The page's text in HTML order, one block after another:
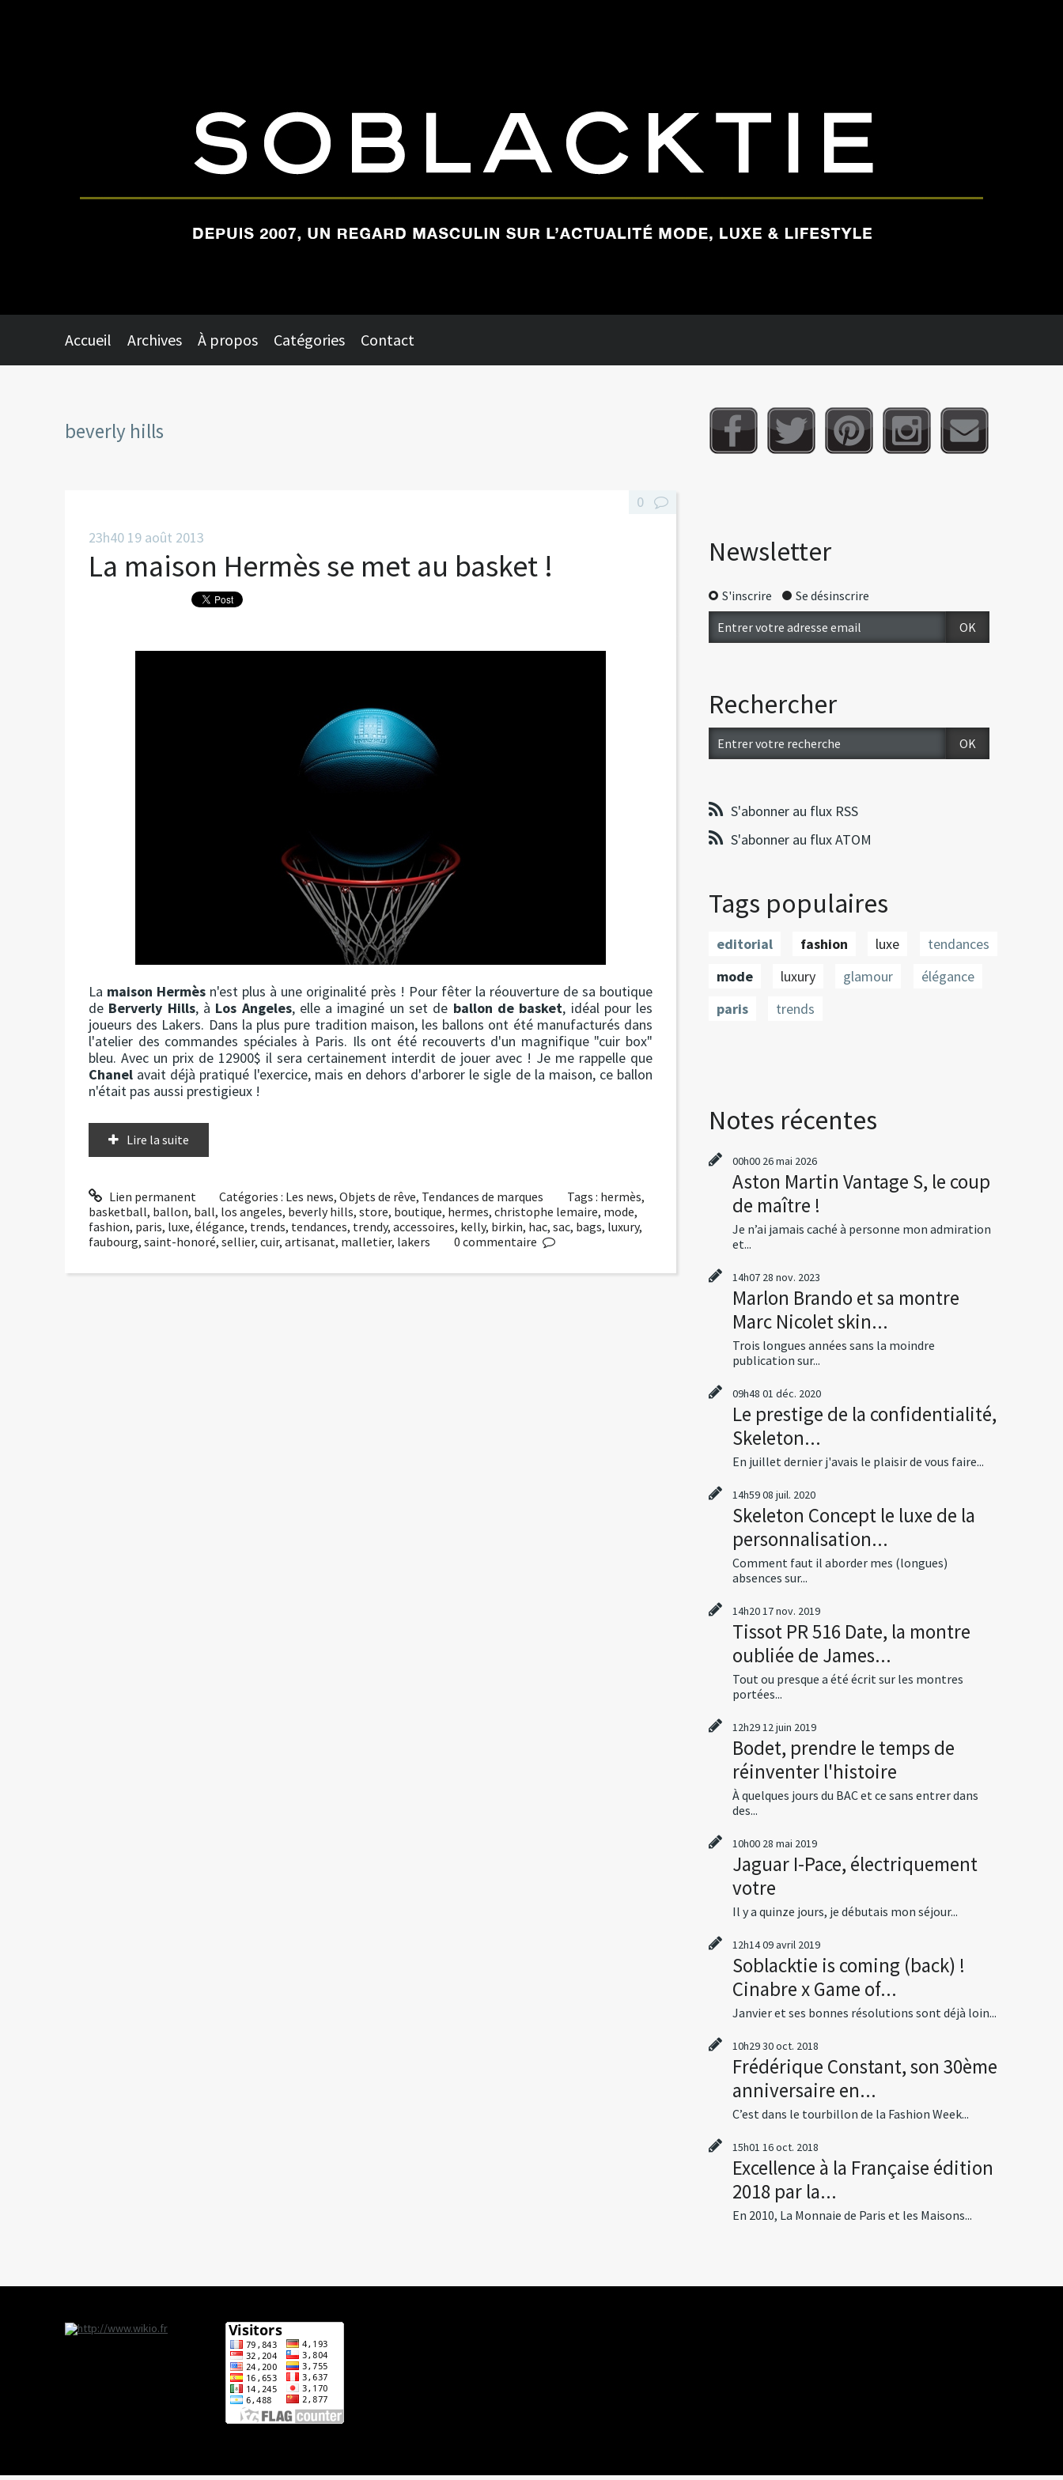
Accueil Archives À propos Catégories Contact
beverly hills
23h40 19 août 2013
La maison Hermès se met au basket !
La maison Hermès n'est plus à une originalité près ! Pour fêter la réouverture de sa boutique
de Berverly Hills, à Los Angeles, elle a imaginé un set de ballon de basket, idéal pour les
joueurs des Lakers. Dans la plus pure tradition maison, les ballons ont été manufacturés dans
l'atelier des commandes spéciales à Paris. Ils ont été recouverts d'un magnifique "cuir box"
bleu. Avec un prix de 12900$ il sera certainement interdit de jouer avec ! Je me rappelle que
Chanel avait déjà pratiqué l'exercice, mais en dehors d'arborer le sigle de la maison, ce ballon
n'était pas aussi prestigieux !
Lire la suite
Lien permanent Catégories : Les news,Objets de rêve, Tendances de marques Tags : hermès,
basketball, ballon, ball, los angeles, beverly hills, store, boutique, hermes, christophe lemaire, mode,
fashion, paris, luxe, élégance, trends, tendances, trendy, accessoires, kelly, birkin, hac, sac, bags, luxury,
faubourg, saint-honoré, sellier, cuir, artisanat, malletier, lakers
0
0 commentaire
Newsletter
S'inscrire Se désinscrire
Rechercher
S'abonner au flux RSS
S'abonner au flux ATOM
Tags populaires
editorial fashion luxe
tendances
mode
luxury glamour
élégance
paris
trends
Notes récentes
00h00 26mai 2026
Aston Martin Vantage S, le coup
de maître !
Je n’ai jamais caché à personne mon admiration
et...
14h07 28 nov. 2023
Marlon Brando et sa montre
Marc Nicolet skin...
Trois longues années sans la moindre
publication sur...
09h48 01 déc. 2020
Le prestige de la confidentialité,
Skeleton...
En juillet dernier j'avais le plaisir de vous faire...
14h5908 juil. 2020
Skeleton Concept le luxe de la
personnalisation...
Comment faut il aborder mes (longues)
absences sur...
14h2017nov. 2019
Tissot PR 516 Date, la montre
oubliée de James...
Tout ou presque a été écrit sur les montres
portées...
12h2912juin 2019
Bodet, prendre le temps de
réinventer l'histoire
À quelques jours du BAC et ce sans entrer dans
des...
10h00 28 mai 2019
Jaguar I-Pace, électriquement
votre
Il y a quinze jours, je débutais mon séjour...
12h1409avril 2019
Soblacktie is coming (back) !
Cinabre x Game of...
Janvier et ses bonnes résolutions sont déjà loin...
10h2930oct. 2018
Frédérique Constant, son 30ème
anniversaire en...
C’est dans le tourbillon de la Fashion Week...
15h01 16oct. 2018
Excellence à la Française édition
2018 par la...
En 2010, La Monnaie de Paris et les Maisons...